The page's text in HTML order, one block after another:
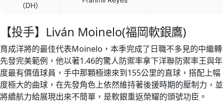
（DH）
【投手】Liván Moinelo(福岡軟銀鷹)
育成洋將的最佳代表Moinelo，本季完成了日職不多見的中繼轉
先發完美範例，他以著1.46的驚人防禦率拿下洋聯防禦率王與年
度最有價值球員，手中那顆極速來到155公里的直球，搭配上幅
度極大的曲球，在先發角色上依然維持著後援時期的壓制力，並
將續航力給展現出來不簡單，是軟銀重返榮耀的頭號功臣。